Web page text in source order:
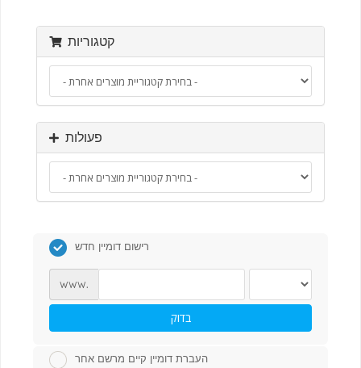
קטגוריות
פעולות
רישום דומיין חדש
www.
בדוק
העברת דומיין קיים מרשם אחר